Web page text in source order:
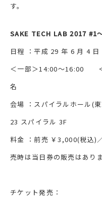
す。
SAKE TECH LAB 2017
日程 ：平成 29 年 6 月 4 日
＜一部＞14:00～16:00
名
会場 ：スパイラルホール(
23 スパイラル 3F
料金 ：前売 ￥3,000(税込
売時は当日券の販売はあり
チケット発売：